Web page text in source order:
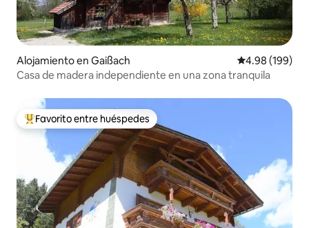
Alojamiento en Gaißach Calificación
4.98 (199)
Casa de madera independiente en una zona tranquila
Favorito entre huéspedes preferido
Favorito entre huéspedes